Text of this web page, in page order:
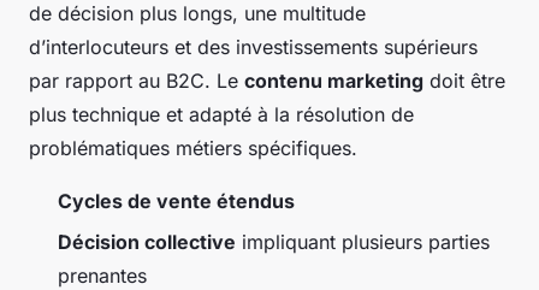
de décision plus longs, une multitude
d’interlocuteurs et des investissements supérieurs
par rapport au B2C. Le contenu marketing doit être
plus technique et adapté à la résolution de
problématiques métiers spécifiques.
Cycles de vente étendus
Décision collective impliquant plusieurs parties
prenantes